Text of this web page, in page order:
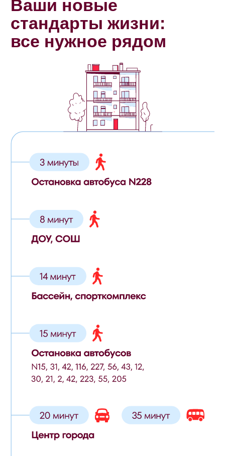
Получить консультацию
+7 482 230 3555
Спецпредложения
О застройщике
Формы оплаты
Коммерция
Инфраструктура
Выбрать квартиру